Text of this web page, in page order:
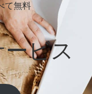
て無料
ビス